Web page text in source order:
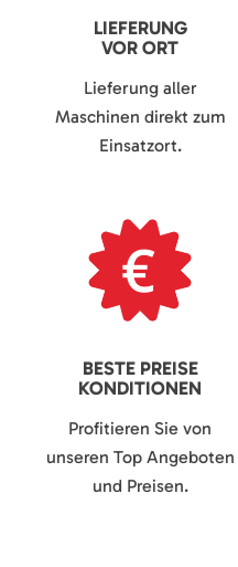
LIEFERUNG
VOR ORT
Lieferung aller
Maschinen direkt zum
Einsatzort.
BESTE PREISE
KONDITIONEN
Profitieren Sie von
unseren Top Angeboten
und Preisen.